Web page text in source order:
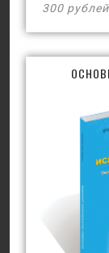
300 рублей